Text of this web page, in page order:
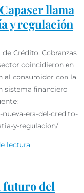
llama
y regulación
Crédito, Cobranzas
coincidieron en
al consumidor con la
sistema financiero
nueva-era-del-credito-
y-regulacion/
lectura
futuro del